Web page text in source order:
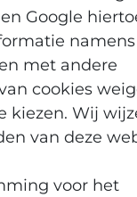
Google
namens
met andere
cookies
kiezen. Wij
van deze
voor het